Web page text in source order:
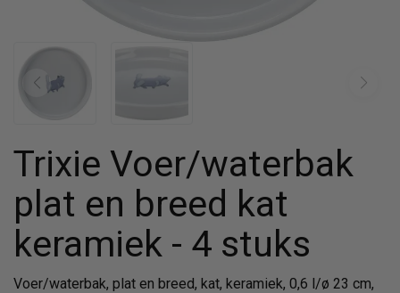
Trixie Voer/waterbak
plat en breed kat
keramiek - 4 stuks
Voer/waterbak, plat en breed, kat, keramiek, 0,6 l/ø 23 cm,